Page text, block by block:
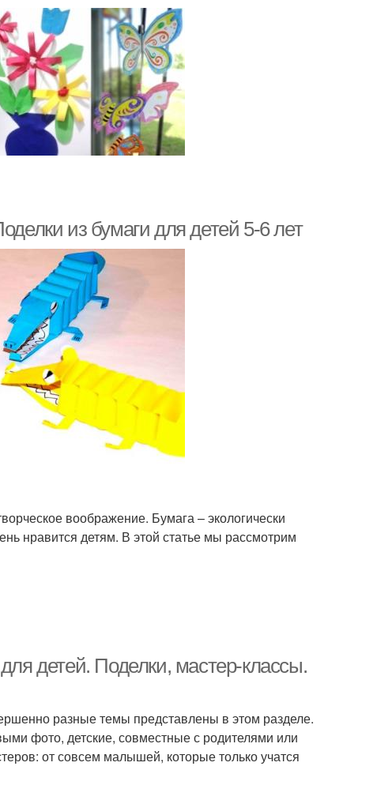
из бумаги для детей 5-6 лет
воображение. Бумага – экологически
нравится детям. В этой статье мы рассмотрим
детей. Поделки, мастер-классы.
разные темы представлены в этом разделе.
фото, детские, совместные с родителями или
от совсем малышей, которые только учатся